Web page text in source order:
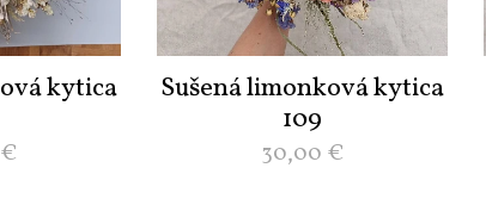
kytica
€
Sušená limonková kytica
109
30,00 €